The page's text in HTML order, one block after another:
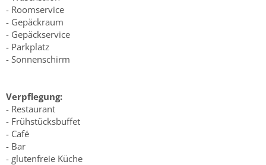
- Roomservice
- Gepäckraum
- Gepäckservice
- Parkplatz
- Sonnenschirm
Verpflegung:
- Restaurant
- Frühstücksbuffet
- Café
- Bar
- glutenfreie Küche